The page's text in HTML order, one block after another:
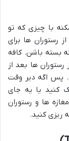
با چیزی که تو
رستوران ها برای
بسته باشن. کافه
ها بعد از
پس اگه دیر وقت
کنید یا یه جای
ها و رستوران
ریزی کنید.